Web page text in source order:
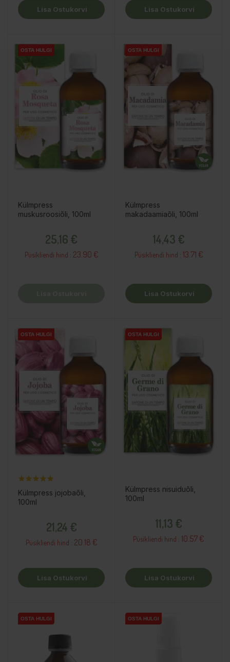
Lisa Ostukorvi Lisa Ostukorvi
OSTA HULGI
OSTA HULGI
Külmpress
muskusroosiõli, 100ml
25,16 €
Püsikliendi hind : 23.90 €
OSTA HULGI
OSTA HULGI
Külmpress
makadaamiaõli, 100ml
14,43 €
Püsikliendi hind : 13.71 €
Lisa Ostukorvi
OSTA HULGI
OSTA HULGI
Külmpress jojobaõli,
100ml
21,24 €
Püsikliendi hind : 20.18 €
Lisa Ostukorvi
OSTA HULGI
OSTA HULGI
Külmpress nisuiduõli,
100ml
11,13 €
Püsikliendi hind : 10.57 €
Lisa Ostukorvi
OSTA HULGI
OSTA HULGI OSTA HULGI
OSTA HULGI